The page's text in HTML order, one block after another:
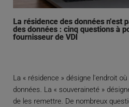
La résidence des données n'est
des données : cinq questions à
fournisseur de VDI
La « résidence » désigne l'endroit
données. La « souveraineté »
de les remettre. De nombreux